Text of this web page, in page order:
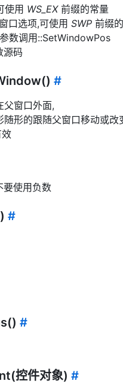
使用 WS_EX前缀的常量
口选项,可使用 SWP 前缀
数调用::SetWindowPos
码
#
父窗口外面,
形的跟随父窗口移动或改
要使用负数
#
#
控件对象) #